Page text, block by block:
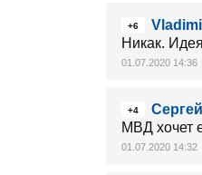
+6
Никак.
01.07.2020 14:36
+4
МВД хочет
01.07.2020 14:32